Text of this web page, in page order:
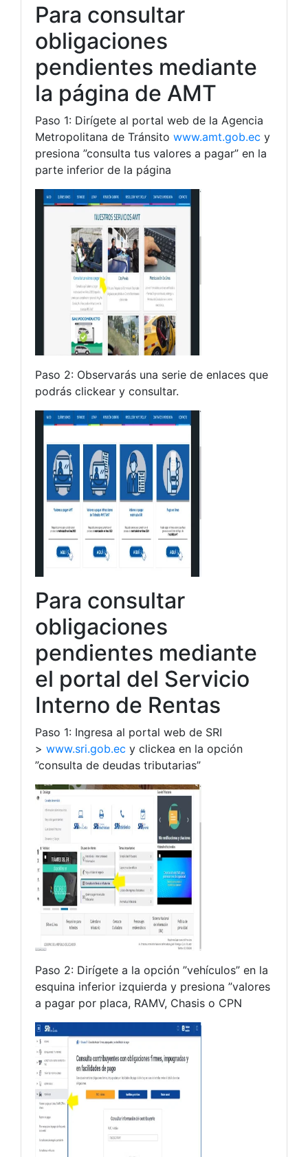
Para consultar
obligaciones
pendientes mediante
la página de AMT
Paso 1: Dirígete al portal web de la Agencia
Metropolitana de Tránsito www.amt.gob.ec y
presiona ”consulta tus valores a pagar” en la
parte inferior de la página
Paso 2: Observarás una serie de enlaces que
podrás clickear y consultar.
Para consultar
obligaciones
pendientes mediante
el portal del Servicio
Interno de Rentas
Paso 1: Ingresa al portal web de SRI
> www.sri.gob.ec y clickea en la opción
”consulta de deudas tributarias”
Paso 2: Dirígete a la opción ”vehículos” en la
esquina inferior izquierda y presiona ”valores
a pagar por placa, RAMV, Chasis o CPN